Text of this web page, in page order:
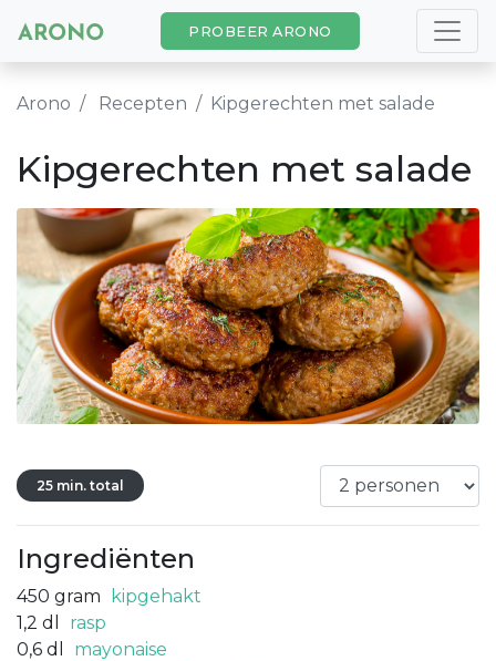
PROBEER ARONO
Arono Recepten Kipgerechten met salade
Kipgerechten met salade
25 min. total
Ingrediënten
450 gram
kipgehakt
1,2 dl
rasp
0,6 dl
mayonaise